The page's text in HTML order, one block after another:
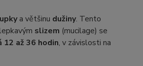
a většinu dužiny. Tento
slizem (mucilage) se
12 až 36 hodin, v závislosti na